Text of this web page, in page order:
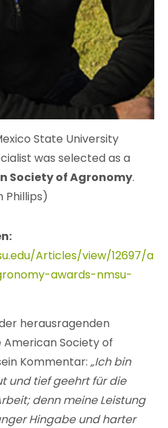
State University
was selected as a
Society of Agronomy.
Phillips)
Articles/view/12697/a
awards-nmsu-
herausragenden
American Society of
Kommentar: „Ich bin
und tief geehrt für die
denn meine Leistung
Hingabe und harter